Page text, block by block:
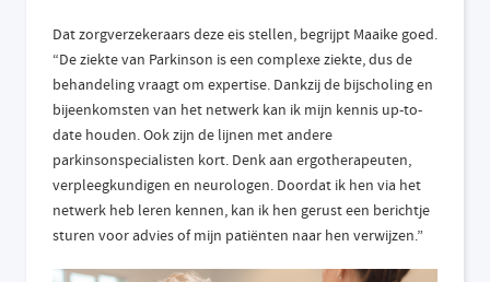
Dat zorgverzekeraars deze eis stellen, begrijpt Maaike goed.
“De ziekte van Parkinson is een complexe ziekte, dus de
behandeling vraagt om expertise. Dankzij de bijscholing en
bijeenkomsten van het netwerk kan ik mijn kennis up-to-
date houden. Ook zijn de lijnen met andere
parkinsonspecialisten kort. Denk aan ergotherapeuten,
verpleegkundigen en neurologen. Doordat ik hen via het
netwerk heb leren kennen, kan ik hen gerust een berichtje
sturen voor advies of mijn patiënten naar hen verwijzen.”